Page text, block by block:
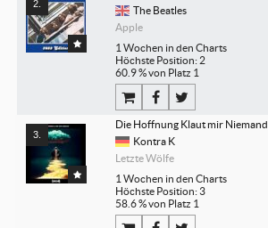
The Beatles
Apple
1 Wochen in den Charts
Höchste Position: 2
60.9 % von Platz 1
Die Hoffnung Klaut mir Niemand
Kontra K
Letzte Wölfe
1 Wochen in den Charts
Höchste Position: 3
58.6 % von Platz 1